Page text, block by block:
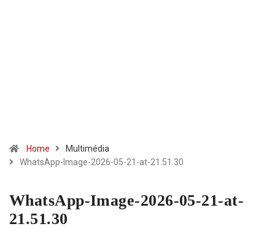
Home
Multimédia
WhatsApp-Image-2026-05-21-at-21.51.30
WhatsApp-Image-2026-05-21-at-
21.51.30